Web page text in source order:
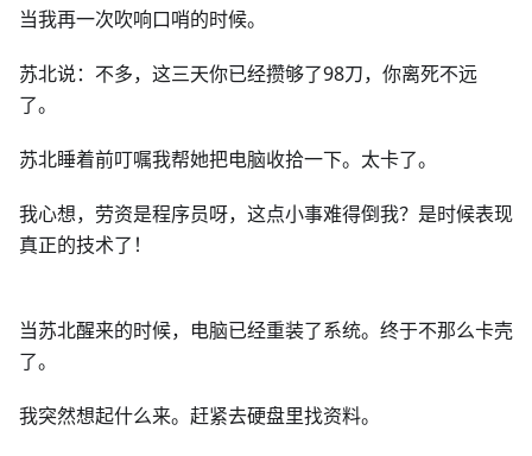
当我再一次吹响口哨的时候。
苏北说：不多，这三天你已经攒够了98刀，你离死不远
了。
苏北睡着前叮嘱我帮她把电脑收拾一下。太卡了。
我心想，劳资是程序员呀，这点小事难得倒我？是时候表现
真正的技术了！
当苏北醒来的时候，电脑已经重装了系统。终于不那么卡壳
了。
我突然想起什么来。赶紧去硬盘里找资料。